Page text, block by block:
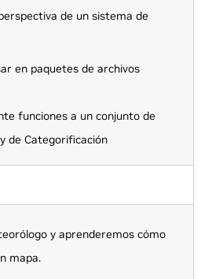
de un sistema de
en paquetes de archivos
funciones a un conjunto de
de Categorificación
y aprenderemos cómo
mapa.